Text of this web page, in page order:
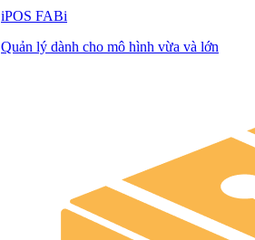
iPOS FABi
Quản lý dành cho mô hình vừa và lớn